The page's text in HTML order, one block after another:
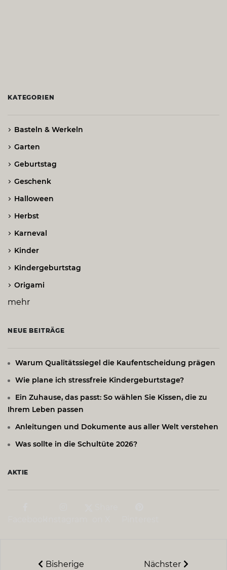
KATEGORIEN
Basteln & Werkeln
Garten
Geburtstag
Geschenk
Halloween
Herbst
Karneval
Kinder
Kindergeburtstag
Origami
mehr
NEUE BEITRÄGE
Warum Qualitätssiegel die Kaufentscheidung prägen
Wie plane ich stressfreie Kindergeburtstage?
Ein Zuhause, das passt: So wählen Sie Kissen, die zu
Ihrem Leben passen
Anleitungen und Dokumente aus aller Welt verstehen
Was sollte in die Schultüte 2026?
AKTIE
Bisherige Nächster